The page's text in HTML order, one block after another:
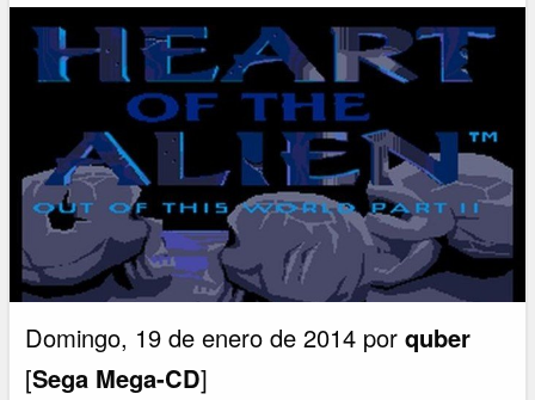
Domingo, 19 de enero de 2014 porquber
[Sega Mega-CD]